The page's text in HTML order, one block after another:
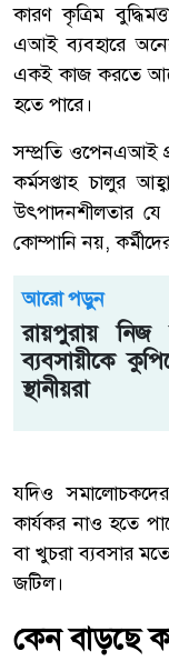
কারণ কৃত্রিম
এআই ব্যবহারে
একই কাজ করতে
হতে পারে।
সম্প্রতি ওপেনএআই
কর্মসপ্তাহ চালুর
উৎপাদনশীলতার
কোম্পানি নয়,
আরো পড়ুন
রায়পুরায় নিজ
ব্যবসায়ীকে
স্থানীয়রা
যদিও
কার্যকর নাও হতে
বা খুচরা ব্যবসার
জটিল।
কেন বাড়ছে